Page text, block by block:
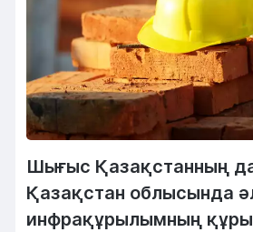
Шығыс Қазақстанның
Қазақстан облысында
инфрақұрылымның